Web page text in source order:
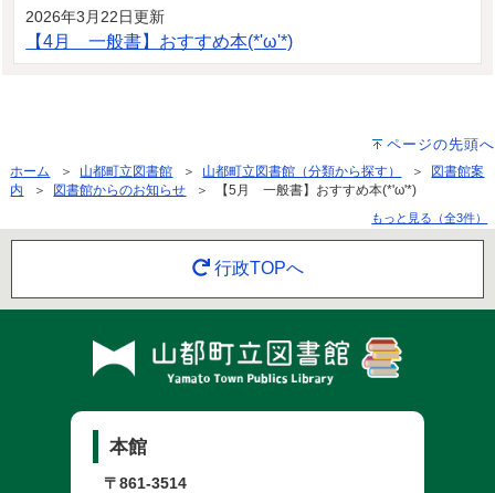
2026年3月22日更新
【4月 一般書】おすすめ本(*'ω'*)
ページの先頭へ
ホーム ＞ 山都町立図書館 ＞ 山都町立図書館（分類から探す） ＞
図書館案
内
＞ 図書館からのお知らせ ＞ 【5月 一般書】おすすめ本(*'ω'*)
もっと見る（全3件）
行政TOPへ
本館
〒861-3514